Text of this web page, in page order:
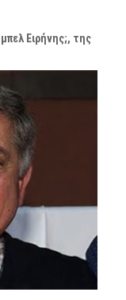
Ειρήνης;, της